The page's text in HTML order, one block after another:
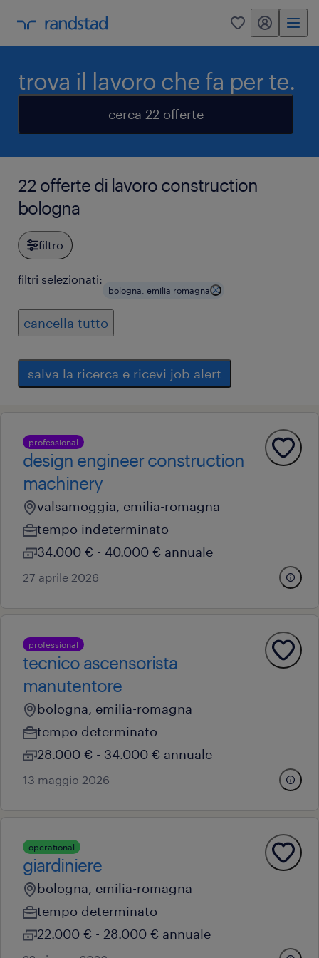
0 my randstad
trova il lavoro che fa per te.
cerca 22 offerte
22 offerte di lavoro construction
bologna
filtro
filtri selezionati:
bologna, emilia romagna
cancella tutto
salva la ricerca e ricevi job alert
professional
design engineer construction
machinery
valsamoggia, emilia-romagna
tempo indeterminato
34.000 € - 40.000 € annuale
27 aprile 2026
professional
tecnico ascensorista
manutentore
bologna, emilia-romagna
tempo determinato
28.000 € - 34.000 € annuale
13 maggio 2026
operational
giardiniere
bologna, emilia-romagna
tempo determinato
22.000 € - 28.000 € annuale